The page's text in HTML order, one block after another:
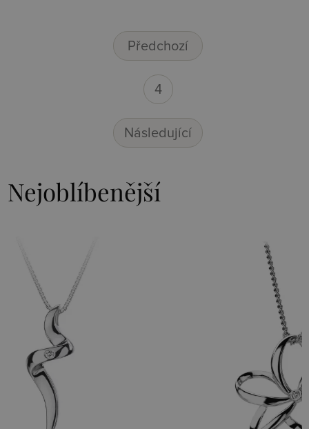
Předchozí
4
Následující
Nejoblíbenější